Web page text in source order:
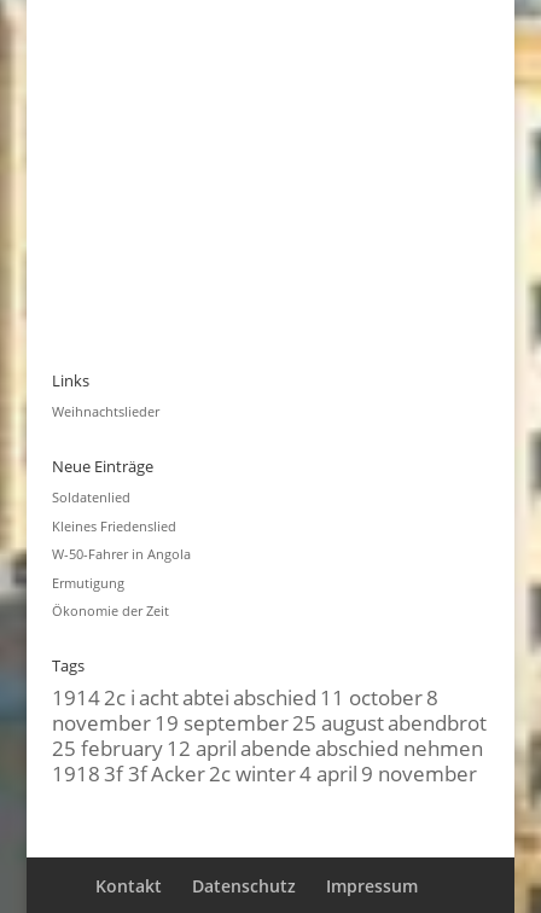
Links
Weihnachtslieder
Neue Einträge
Soldatenlied
Kleines Friedenslied
W-50-Fahrer in Angola
Ermutigung
Ökonomie der Zeit
Tags
19142c iachtabteiabschied 11 october8
november19 september25 augustabendbrot
25 february12 aprilabendeabschied nehmen
19183f 3fAcker2c winter4 april 9 november
Kontakt Datenschutz Impressum